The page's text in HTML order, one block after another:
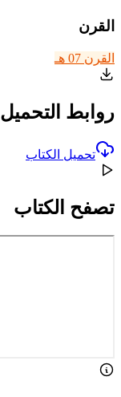
القرن
القرن 07 هـ
روابط التحميل
تحميل الكتاب
تصفح الكتاب